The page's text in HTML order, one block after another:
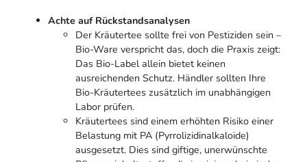
Achte auf Rückstandsanalysen
Der Kräutertee sollte frei von Pestiziden sein –
Bio-Ware verspricht das, doch die Praxis zeigt:
Das Bio-Label allein bietet keinen
ausreichenden Schutz. Händler sollten Ihre
Bio-Kräutertees zusätzlich im unabhängigen
Labor prüfen.
Kräutertees sind einem erhöhten Risiko einer
Belastung mit PA (Pyrrolizidinalkaloide)
ausgesetzt. Dies sind giftige, unerwünschte